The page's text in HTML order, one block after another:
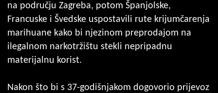
na području Zagreba, potom Španjolske,
Francuske i Švedske uspostavili rute krijumčarenja
marihuane kako bi njezinom preprodajom na
ilegalnom narkotržištu stekli nepripadnu
materijalnu korist.
Nakon što bi s 37-godišnjakom dogovorio prijevoz